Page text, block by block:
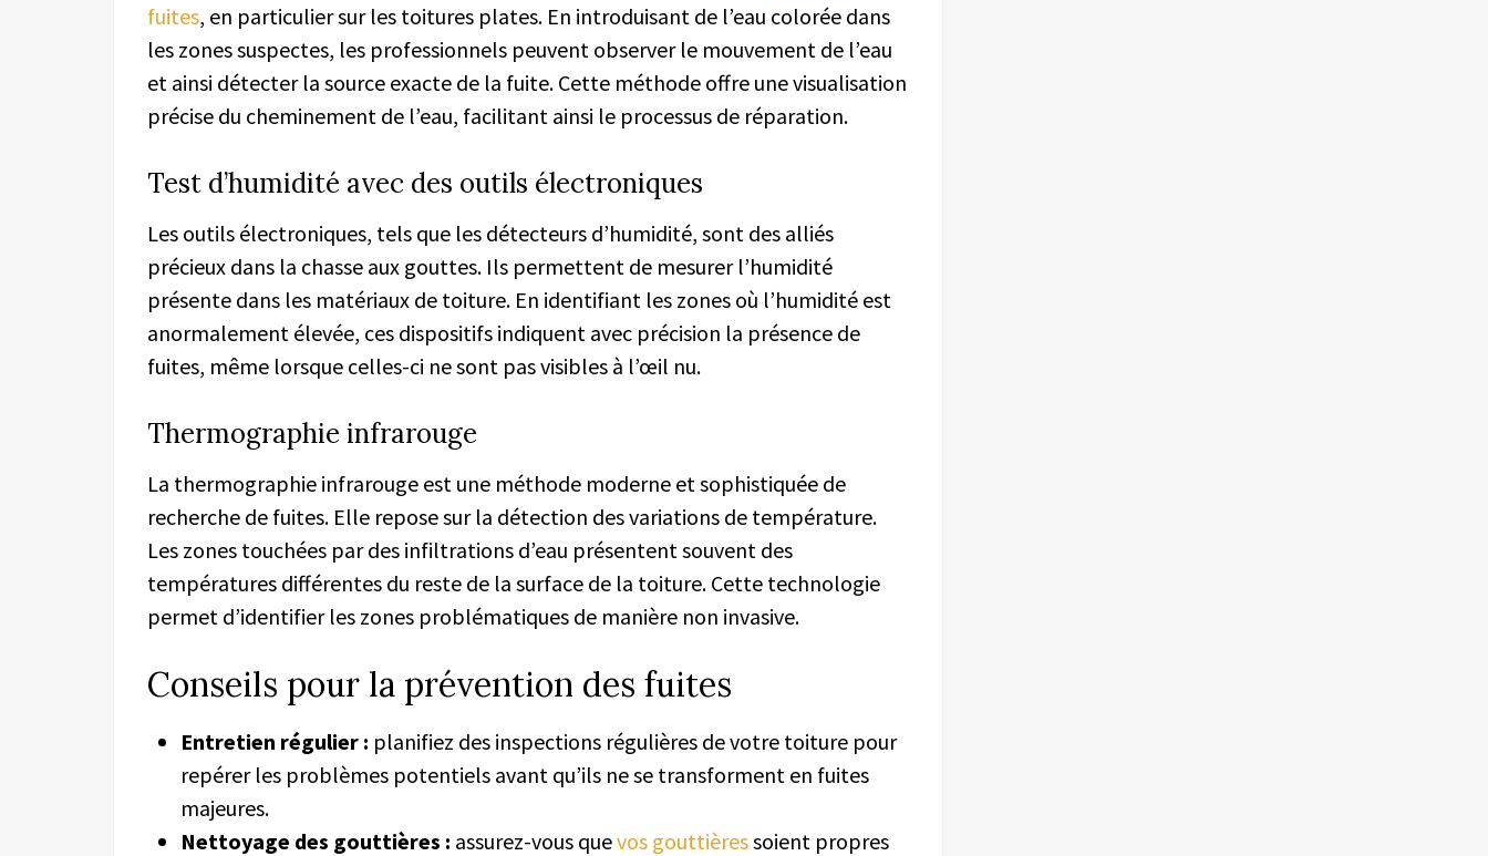
fuites, en particulier sur les toitures plates. En introduisant de l’eau colorée dans
les zones suspectes, les professionnels peuvent observer le mouvement de l’eau
et ainsi détecter la source exacte de la fuite. Cette méthode offre une visualisation
précise du cheminement de l’eau, facilitant ainsi le processus de réparation.
Test d’humidité avec des outils électroniques
Les outils électroniques, tels que les détecteurs d’humidité, sont des alliés
précieux dans la chasse aux gouttes. Ils permettent de mesurer l’humidité
présente dans les matériaux de toiture. En identifiant les zones où l’humidité est
anormalement élevée, ces dispositifs indiquent avec précision la présence de
fuites, même lorsque celles-ci ne sont pas visibles à l’œil nu.
Thermographie infrarouge
La thermographie infrarouge est une méthode moderne et sophistiquée de
recherche de fuites. Elle repose sur la détection des variations de température.
Les zones touchées par des infiltrations d’eau présentent souvent des
températures différentes du reste de la surface de la toiture. Cette technologie
permet d’identifier les zones problématiques de manière non invasive.
Conseils pour la prévention des fuites
Entretien régulier : planifiez des inspections régulières de votre toiture pour
repérer les problèmes potentiels avant qu’ils ne se transforment en fuites
majeures.
Nettoyage des gouttières : assurez-vous quevos gouttièressoient propres